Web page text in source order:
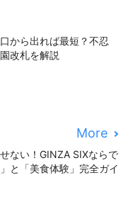
から出れば最短？不忍
改札を解説
More
ない！GINZA SIXならで
と「美食体験」完全ガイ